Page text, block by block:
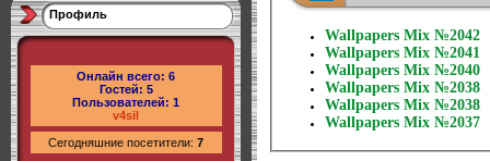
Профиль
Онлайн всего: 6
Гостей: 5
Пользователей: 1
v4sil
Сегодняшние посетители: 7
Wallpapers Mix №2042
Wallpapers Mix №2041
Wallpapers Mix №2040
Wallpapers Mix №2038
Wallpapers Mix №2038
Wallpapers Mix №2037